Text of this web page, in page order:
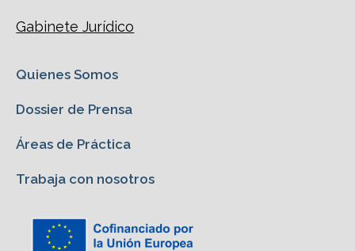
Gabinete Jurídico
Quienes Somos
Dossier de Prensa
Áreas de Práctica
Trabaja con nosotros